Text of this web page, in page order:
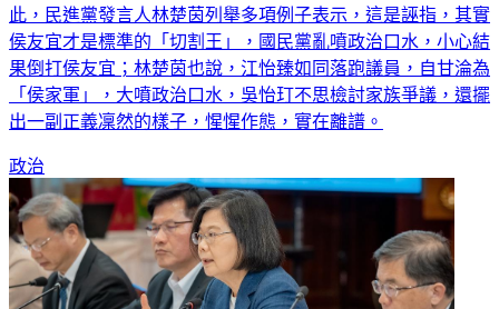
此，民進黨發言人林楚茵列舉多項例子表示，這是誣指，其實
侯友宜才是標準的「切割王」，國民黨亂噴政治口水，小心結
果倒打侯友宜；林楚茵也說，江怡臻如同落跑議員，自甘淪為
「侯家軍」，大噴政治口水，吳怡玎不思檢討家族爭議，還擺
出一副正義凜然的樣子，惺惺作態，實在離譜。
政治